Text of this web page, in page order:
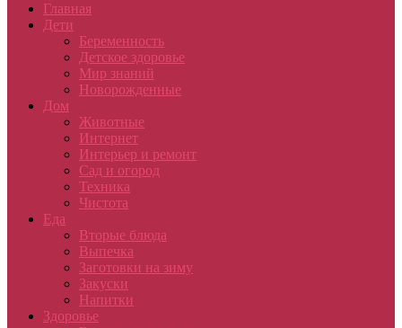
Главная
Дети
Беременность
Детское здоровье
Мир знаний
Новорожденные
Дом
Животные
Интернет
Интерьер и ремонт
Сад и огород
Техника
Чистота
Еда
Вторые блюда
Выпечка
Заготовки на зиму
Закуски
Напитки
Здоровье